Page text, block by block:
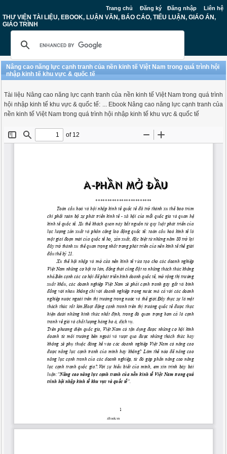
Trang chủ Đăng ký Đăng nhập Liên hệ
THƯ VIỆN TÀI LIỆU, EBOOK, LUẬN VĂN, BÁO CÁO, TIỂU LUẬN, GIÁO ÁN,
GIÁO TRÌNH
Nâng cao năng lực cạnh tranh của nền kinh tế Việt Nam trong quá trình hội
nhập kinh tế khu vực & quốc tế
Tài liệu Nâng cao năng lực cạnh tranh của nền kinh tế Việt Nam trong quá trình
hội nhập kinh tế khu vực & quốc tế: ... Ebook Nâng cao năng lực cạnh tranh của
nền kinh tế Việt Nam trong quá trình hội nhập kinh tế khu vực & quốc tế